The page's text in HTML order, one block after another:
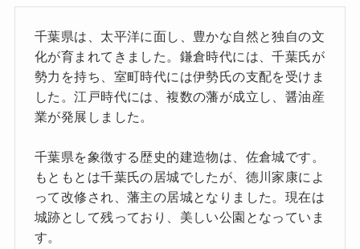
千葉県は、太平洋に面し、豊かな自然と独自の文
化が育まれてきました。鎌倉時代には、千葉氏が
勢力を持ち、室町時代には伊勢氏の支配を受けま
した。江戸時代には、複数の藩が成立し、醤油産
業が発展しました。
千葉県を象徴する歴史的建造物は、佐倉城です。
もともとは千葉氏の居城でしたが、徳川家康によ
って改修され、藩主の居城となりました。現在は
城跡として残っており、美しい公園となっていま
す。